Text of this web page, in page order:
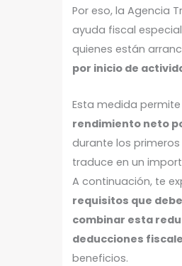
Por eso, la Agencia
ayuda fiscal
quienes están
por inicio de
Esta medida permite
rendimiento neto
durante los
traduce en un
A continuación, te
requisitos que
combinar esta
deducciones
beneficios.